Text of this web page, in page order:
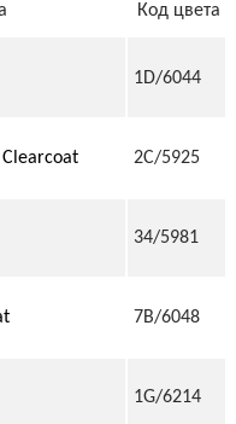
Код цвета
1D/6044
2C/5925
34/5981
7B/6048
1G/6214